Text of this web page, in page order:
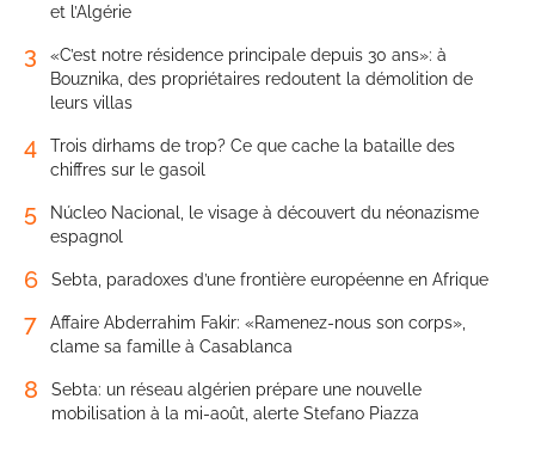
et l’Algérie
3
«C’est notre résidence principale depuis 30 ans»: à
Bouznika, des propriétaires redoutent la démolition de
leurs villas
4
Trois dirhams de trop? Ce que cache la bataille des
chiffres sur le gasoil
5
Núcleo Nacional, le visage à découvert du néonazisme
espagnol
6 Sebta, paradoxes d’une frontière européenne en Afrique
7
Affaire Abderrahim Fakir: «Ramenez-nous son corps»,
clame sa famille à Casablanca
8
Sebta: un réseau algérien prépare une nouvelle
mobilisation à la mi-août, alerte Stefano Piazza